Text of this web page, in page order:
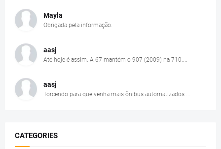
Mayla
Obrigada pela informação.
aasj
Até hoje é assim. A 67 mantém o 907 (2009) na 710....
aasj
Torcendo para que venha mais ônibus automatizados ...
CATEGORIES